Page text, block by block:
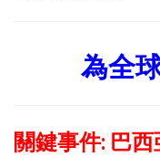
為全
關鍵事件: 巴